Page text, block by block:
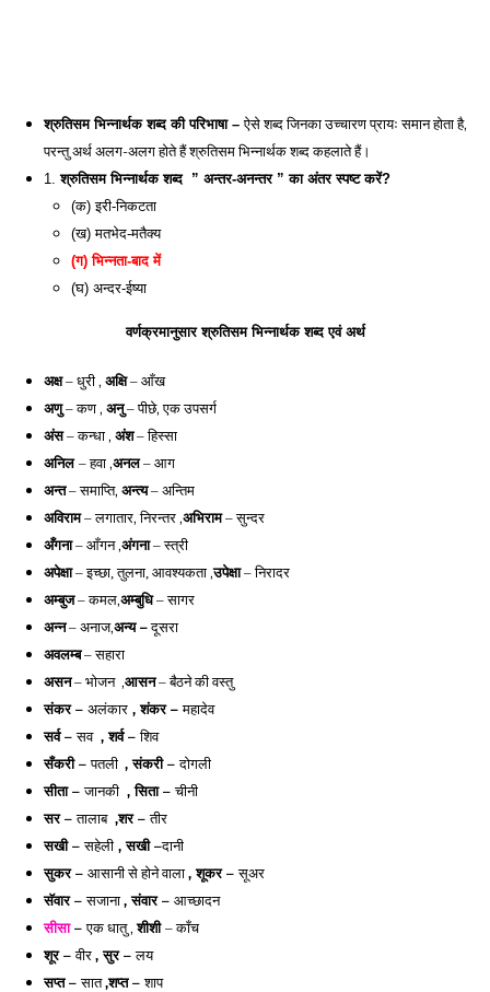
श्रुतिसम भिन्नार्थक शब्द की परिभाषा – ऐसे शब्द जिनका उच्चारण प्रायः समान होता है,
परन्तु अर्थ अलग-अलग होते हैं श्रुतिसम भिन्नार्थक शब्द कहलाते हैं।
1. श्रुतिसम भिन्नार्थक शब्द ” अन्तर-अनन्तर ” का अंतर स्पष्ट करें?
(क) इरी-निकटता
(ख) मतभेद-मतैक्य
(ग) भिन्नता-बाद में
(घ) अन्दर-ईष्या
वर्णक्रमानुसार श्रुतिसम भिन्नार्थक शब्द एवं अर्थ
अक्ष – धुरी , अक्षि – आँख
अणु – कण , अनु – पीछे, एक उपसर्ग
अंस – कन्धा , अंश – हिस्सा
अनिल – हवा ,अनल – आग
अन्त – समाप्ति, अन्त्य – अन्तिम
अविराम – लगातार, निरन्तर ,अभिराम – सुन्दर
अँगना – आँगन ,अंगना – स्त्री
अपेक्षा – इच्छा, तुलना, आवश्यकता ,उपेक्षा – निरादर
अम्बुज – कमल,अम्बुधि – सागर
अन्न – अनाज,अन्य – दूसरा
अवलम्ब – सहारा
असन – भोजन  ,आसन – बैठने की वस्तु
संकर – अलंकार , शंकर – महादेव
सर्व – सव , शर्व – शिव
सँकरी – पतली , संकरी – दोगली
सीता – जानकी , सिता – चीनी
सर – तालाब ,शर – तीर
सखी –सहेली ,सखी –दानी
सुकर – आसानी से होने वाला, शूकर – सूअर
सॅवार – सजाना, संवार – आच्छादन
सीसा – एक धातु ,शीशी– काँच
शूर – वीर, सुर –लय
सप्त – सात,शप्त – शाप